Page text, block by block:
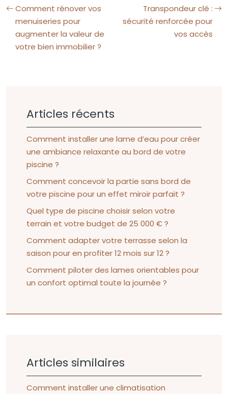
Comment rénover vos
menuiseries pour
augmenter la valeur de
votre bien immobilier ?
Transpondeur clé :
sécurité renforcée pour
vos accès
Articles récents
Comment installer une lame d’eau pour créer
une ambiance relaxante au bord de votre
piscine ?
Comment concevoir la partie sans bord de
votre piscine pour un effet miroir parfait ?
Quel type de piscine choisir selon votre
terrain et votre budget de 25 000 € ?
Comment adapter votre terrasse selon la
saison pour en profiter 12 mois sur 12 ?
Comment piloter des lames orientables pour
un confort optimal toute la journée ?
Articles similaires
Comment installer une climatisation